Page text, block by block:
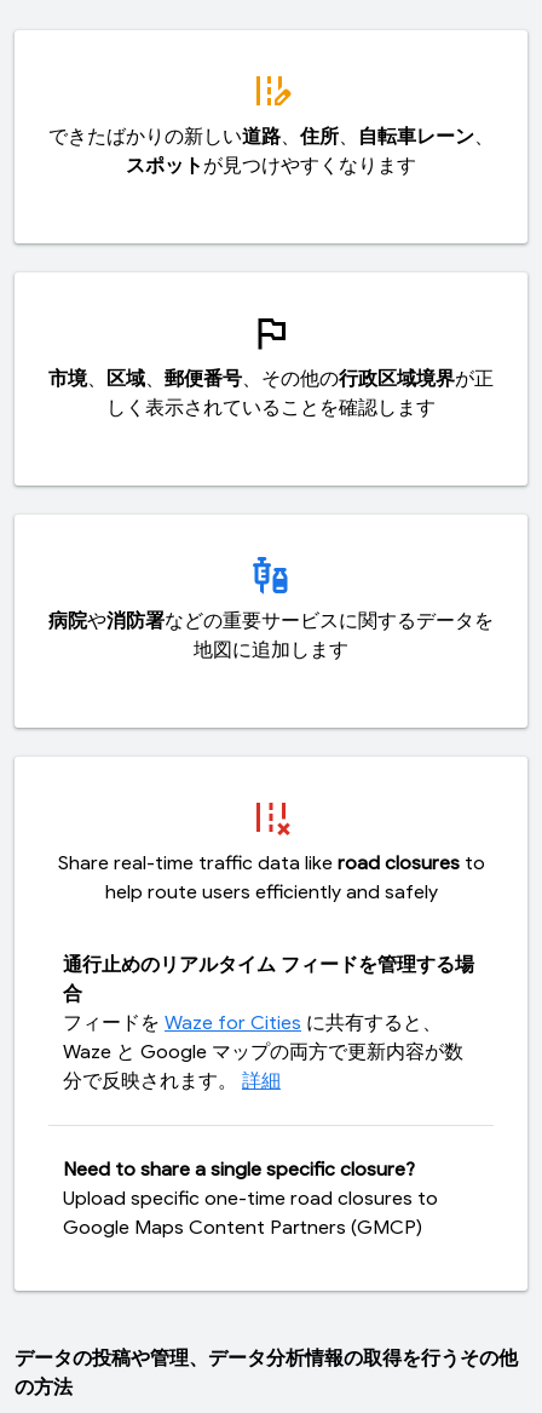
edit_road
できたばかりの新しい道路、 住所、 自転車レーン、
スポットが見つけやすくなります
outlined_flag
市境、 区域、 郵便番号、その他の行政区域境界が正
しく表示されていることを確認します
病院や消防署などの重要サービスに関するデータを
地図に追加します
remove_road
Share real-time traffic data like road closuresto
help route users efficiently and safely
通行止めのリアルタイム フィードを管理する場
合
フィードを Waze for Cities に共有すると、
Waze と Google マップの両方で更新内容が数
分で反映されます。 詳細
Need to share a single specific closure?
Upload specific one-time road closures to
Google Maps Content Partners (GMCP)
データの投稿や管理、データ分析情報の取得を行うその他
の方法